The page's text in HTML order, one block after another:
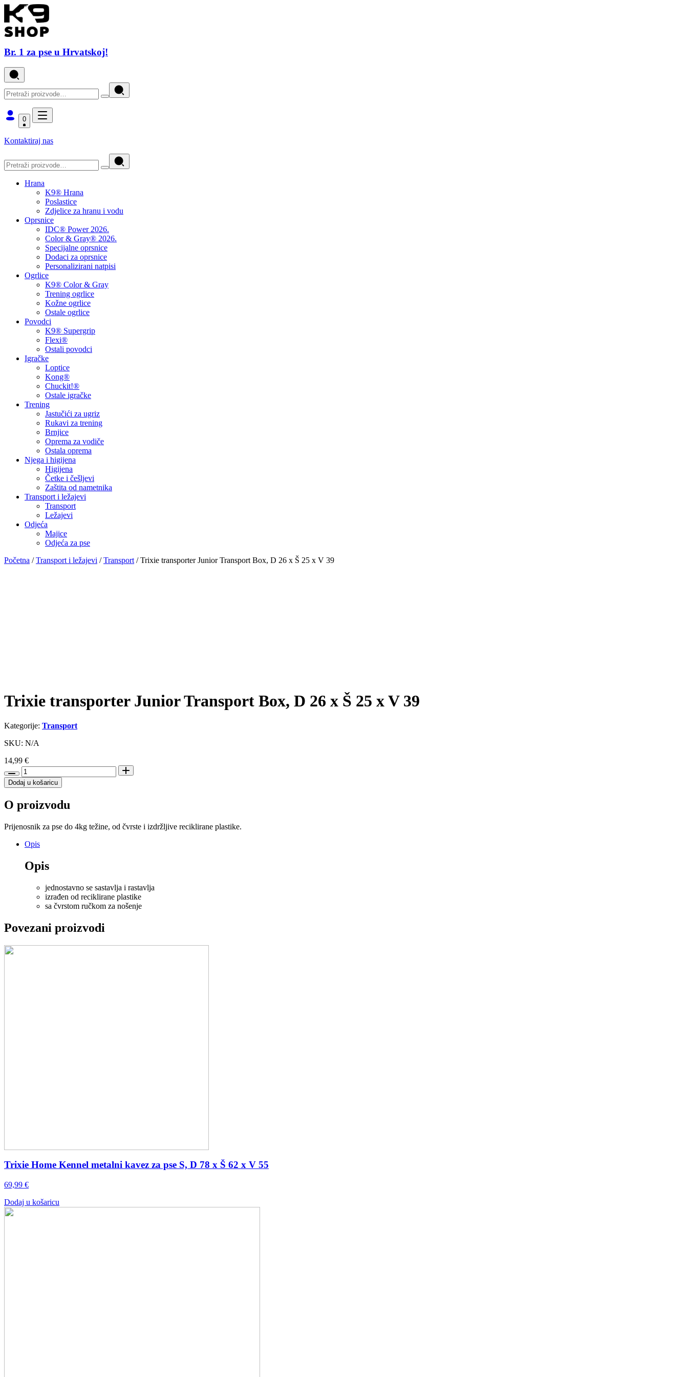
Br. 1 za pse u Hrvatskoj!
0
Kontaktiraj nas
Hrana
K9® Hrana
Poslastice
Zdjelice za hranu i vodu
Oprsnice
IDC® Power 2026.
Color & Gray® 2026.
Specijalne oprsnice
Dodaci za oprsnice
Personalizirani natpisi
Ogrlice
K9® Color & Gray
Trening ogrlice
Kožne ogrlice
Ostale ogrlice
Povodci
K9® Supergrip
Flexi®
Ostali povodci
Igračke
Loptice
Kong®
Chuckit!®
Ostale igračke
Trening
Jastučići za ugriz
Rukavi za trening
Brnjice
Oprema za vodiče
Ostala oprema
Njega i higijena
Higijena
Četke i češljevi
Zaštita od nametnika
Transport i ležajevi
Transport
Ležajevi
Odjeća
Majice
Odjeća za pse
Početna /Transport i ležajevi /Transport/ Trixie transporter Junior Transport Box, D 26 x Š 25 x V 39
Trixie transporter Junior Transport Box, D 26 x Š 25 x V 39
Kategorije: Transport
SKU: N/A
14,99 €
Trixie
transporter
Junior
Box,
26
Š
V
količina
Dodaj u košaricu
O proizvodu
Prijenosnik za pse do 4kg težine, od čvrste i izdržljive reciklirane plastike.
Opis
Opis
jednostavno se sastavlja i rastavlja
izrađen od reciklirane plastike
sa čvrstom ručkom za nošenje
Povezani proizvodi
Trixie Home Kennel metalni kavez za pse S, D 78 x Š 62 x V 55
69,99 €
Dodaj u košaricu